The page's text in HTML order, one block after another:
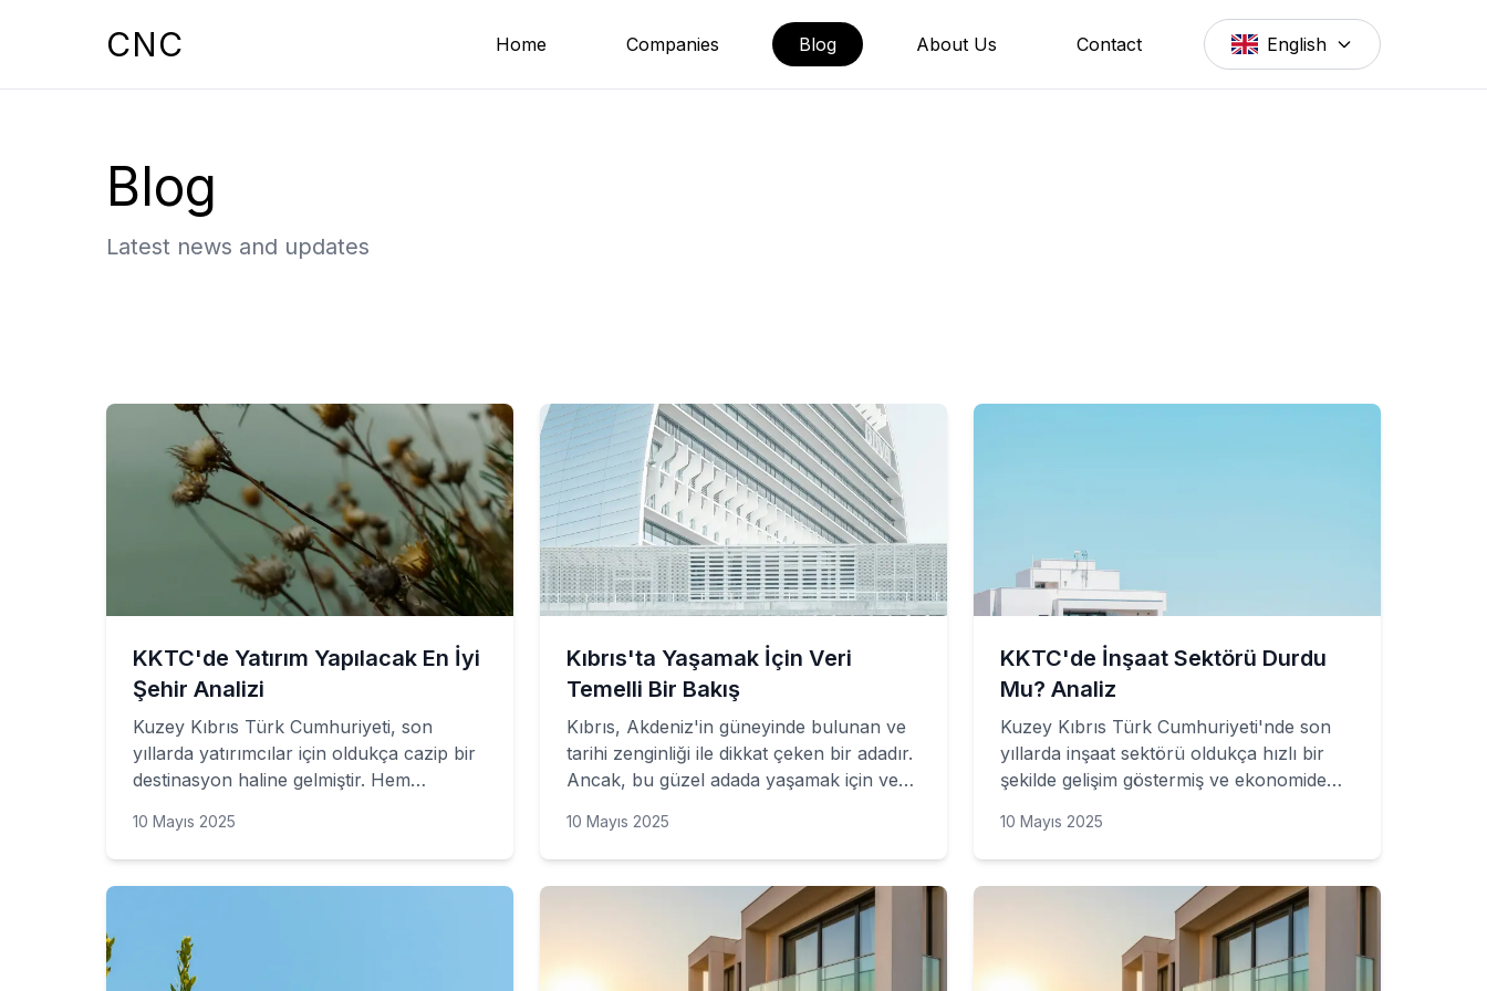
CNC Home Companies Blog About Us Contact English
Blog
Latest news and updates
KKTC'de Yatırım Yapılacak En İyi
Şehir Analizi
Kuzey Kıbrıs Türk Cumhuriyeti, son
yıllarda yatırımcılar için oldukça cazip bir
destinasyon haline gelmiştir. Hem
turizm potansiyeli ile dikkat çeken
KKTC'de yatırım yapmak isteyenler için
birçok fırsat bulunmaktadır. Ancak hangi
oldukça önemlidir. Bu blog yazısında,
KKTC'de yatırım yapılacak en iyi
10 Mayıs 2025
Kıbrıs'ta Yaşamak İçin Veri
Temelli Bir Bakış
Kıbrıs, Akdeniz'in güneyinde bulunan ve
tarihi zenginliği ile dikkat çeken bir adadır.
Ancak, bu güzel adada yaşamak için veri
Kıbrıs'ta yaşamak isteyenlerin dikkate
alması gereken birçok faktör vardır. Bu
faktörlerden bazıları şunlardır: 1.
Ekonomik Durum: Kıbrıs'ın ekonomik
durumu, adada yaşamak isteyenler için
önemli bir faktördür. Ülkenin iş olanakları,
10 Mayıs 2025
KKTC'de İnşaat Sektörü Durdu
Mu? Analiz
Kuzey Kıbrıs Türk Cumhuriyeti'nde son
yıllarda inşaat sektörü oldukça hızlı bir
şekilde gelişim göstermiş ve ekonomide
dönemde yaşanan ekonomik
dalgalanmalar ve pandemi süreci
nedeniyle inşaat sektöründe belirli bir
durgunluk yaşanmaktadır. KKTC'de inşaat
sektörünün durumu hakkında detaylı bir
analiz yapmak gerekirse, birkaç önemli
10 Mayıs 2025